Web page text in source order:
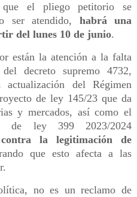
que el pliego petitorio se
ser atendido, habrá una
del lunes 10 de junio.
están la atención a la falta
decreto supremo 4732,
del Régimen
de ley 145/23 que da
y mercados, así como el
de ley 399 2023/2024
la legitimación de
que esto afecta a las
no es un reclamo de